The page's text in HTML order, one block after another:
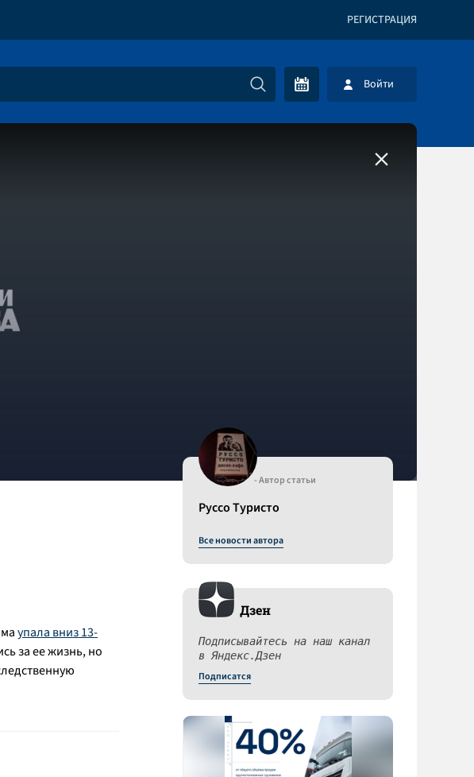
РЕГИСТРАЦИЯ
Войти
упала вниз 13-
за ее жизнь, но
- Автор статьи
Руссо Туристо
Все новости автора
Дзен
Подписывайтесь на наш канал
в Яндекс.Дзен
Подписатся